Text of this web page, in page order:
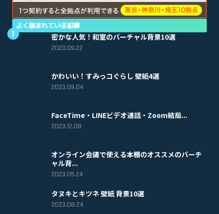
よく読まれている記事
密かな人気！和室のバーチャル背景10選
2023.09.22
かわいい！すみっコぐらし 壁紙4選
2023.09.04
FaceTime・LINEビデオ通話・Zoom結局...
2023.12.08
オンライン会議で使える本棚のオススメのバーチ
ャル背...
2023.05.24
タヌキとキツネ 壁紙 背景10選
2023.08.24